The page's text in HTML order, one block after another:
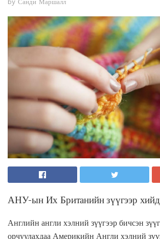
by Санди Маршалл
АНУ-ын Их Британийн зүүгээр
Английн англи хэлний зүүгээр бичсэн
орчуулахдаа Америкийн Англи хэлний